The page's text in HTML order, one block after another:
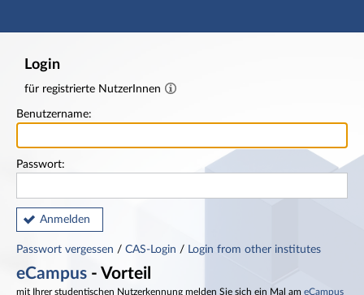
Hauptnavigation
Login
für registrierte NutzerInnen
Benutzername:
Passwort:
Anmelden
Passwort vergessen / CAS-Login / Login from other institutes
eCampus - Vorteil
mit Ihrer studentischen Nutzerkennung melden Sie sich ein Mal am eCampus